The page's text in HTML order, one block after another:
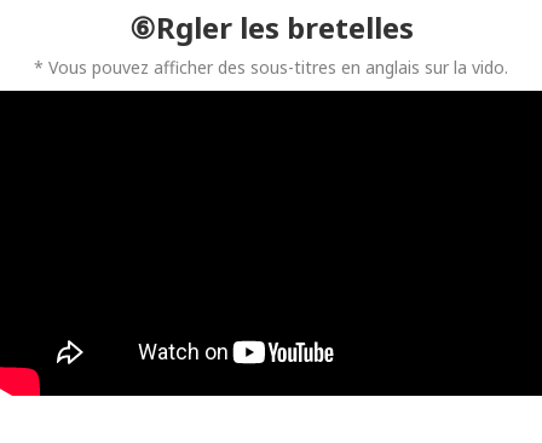
⑥Rgler les bretelles
* Vous pouvez afficher des sous-titres en anglais sur la vido.